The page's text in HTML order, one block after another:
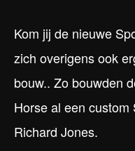
Kom jij de nieuwe
zich overigens ook
bouw.. Zo bouwden
Horse al een
Richard Jones.